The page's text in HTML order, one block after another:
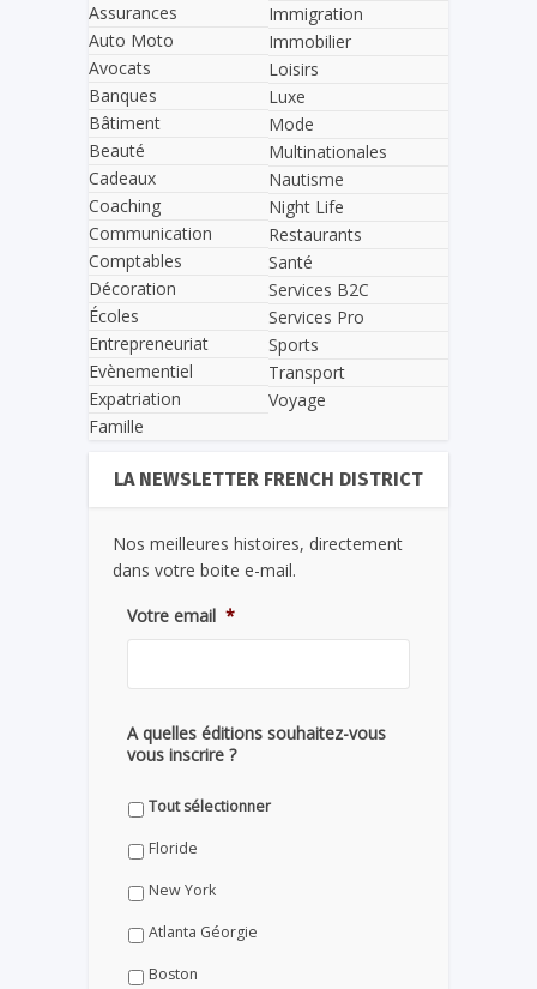
Assurances
Auto Moto
Avocats
Banques
Bâtiment
Beauté
Cadeaux
Coaching
Communication
Comptables
Décoration
Écoles
Entrepreneuriat
Evènementiel
Expatriation
Famille
Immigration
Immobilier
Loisirs
Luxe
Mode
Multinationales
Nautisme
Night Life
Restaurants
Santé
Services B2C
Services Pro
Sports
Transport
Voyage
LA NEWSLETTER FRENCH DISTRICT
Nos meilleures histoires, directement
dans votre boite e-mail.
Votre email *
A quelles éditions souhaitez-vous
vous inscrire ?
Tout sélectionner
Floride
New York
Atlanta Géorgie
Boston